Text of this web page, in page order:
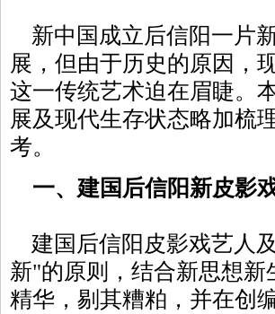
新中国成立后信阳一片
展，但由于历史的原因，
这一传统艺术迫在眉睫。
展及现代生存状态略加梳
考。
一、建国后信阳新皮影
建国后信阳皮影戏艺人
新"的原则，结合新思想
精华，剔其糟粕，并在创